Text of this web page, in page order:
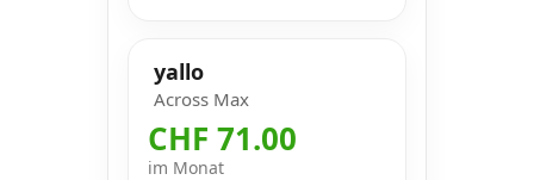
yallo
Across Max
CHF 71.00
im Monat